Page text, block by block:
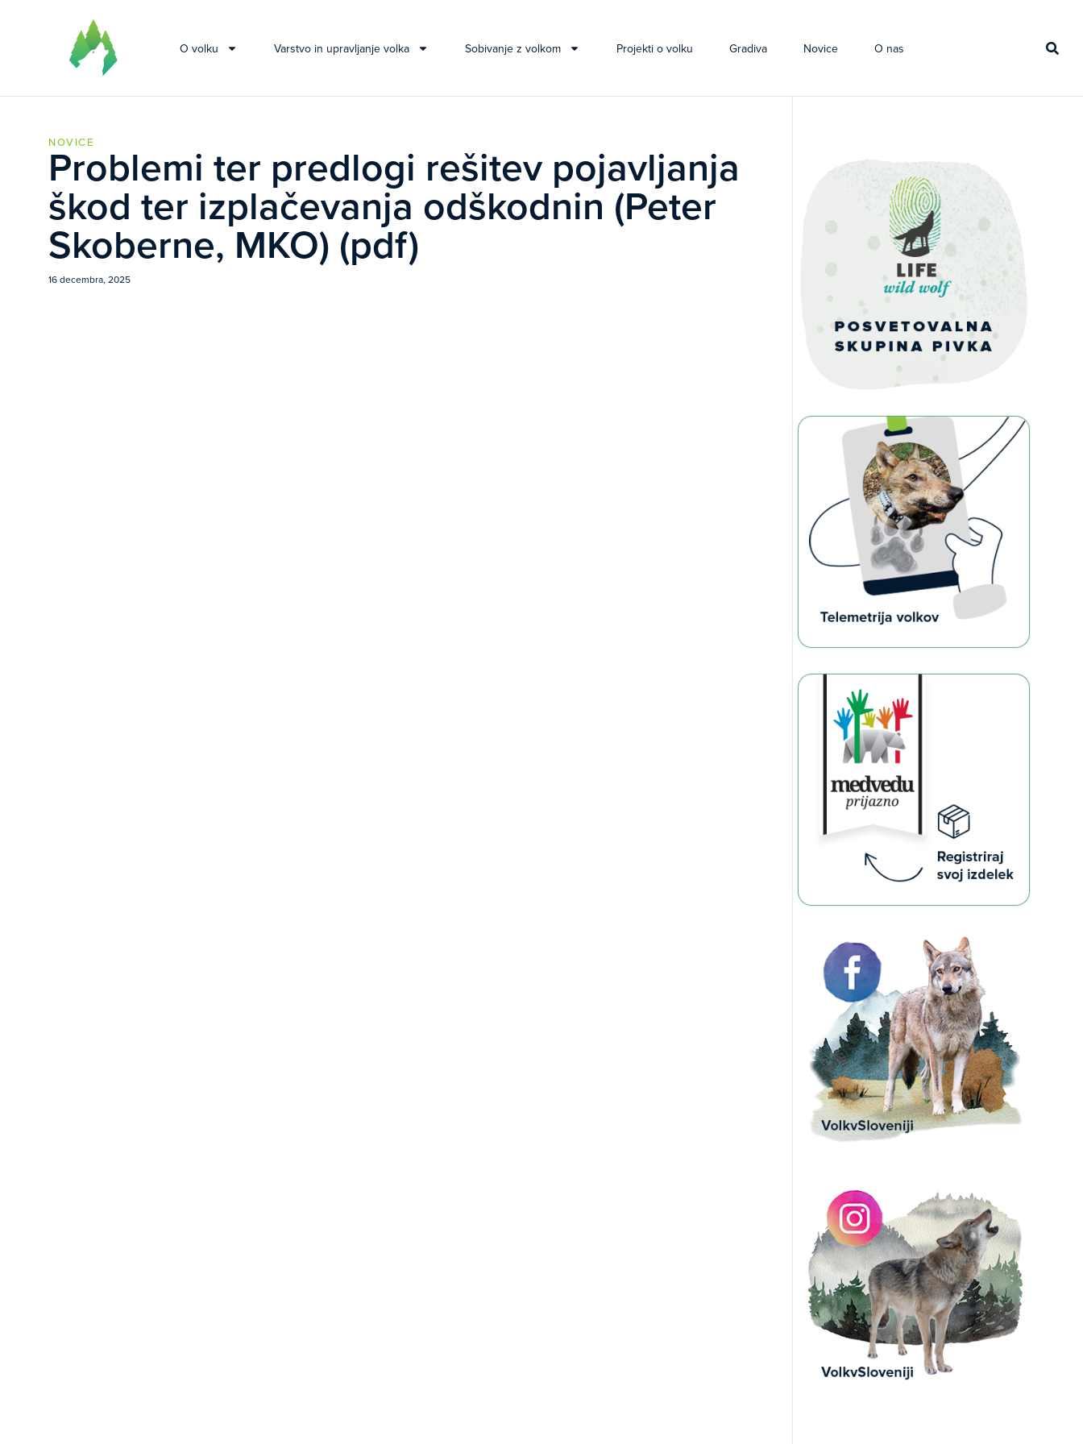
O volku Varstvo in upravljanje volka Sobivanje z volkom Projekti o volku Gradiva Novice O nas
NOVICE
Problemi ter predlogi rešitev pojavljanja
škod ter izplačevanja odškodnin (Peter
Skoberne, MKO) (pdf)
16 decembra, 2025